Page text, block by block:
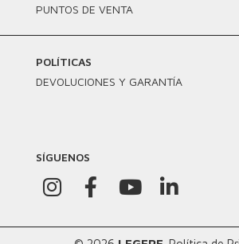
PUNTOS DE VENTA
POLÍTICAS
DEVOLUCIONES Y GARANTÍA
SÍGUENOS